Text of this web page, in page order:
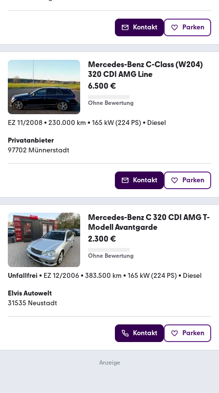
Kontakt Parken
Mercedes-Benz C-Class (W204)
320 CDI AMG Line
6.500 €
Ohne Bewertung
EZ 11/2008• 230.000 km • 165 kW (224 PS) • Diesel
Privatanbieter
97702 Münnerstadt
Kontakt Parken
Mercedes-Benz C 320 CDI AMG T-
Modell Avantgarde
2.300 €
Ohne Bewertung
Unfallfrei • EZ 12/2006• 383.500 km • 165 kW (224 PS) • Diesel
Elvis Autowelt
31535 Neustadt
Kontakt Parken